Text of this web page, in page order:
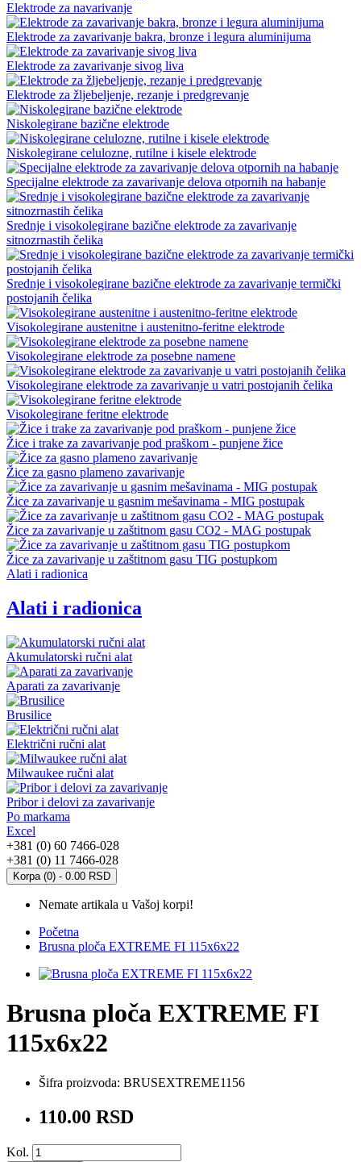
Elektrode za navarivanje
Elektrode za zavarivanje bakra, bronze i legura aluminijuma
Elektrode za zavarivanje sivog liva
Elektrode za žljebeljenje, rezanje i predgrevanje
Niskolegirane bazične elektrode
Niskolegirane celulozne, rutilne i kisele elektrode
Specijalne elektrode za zavarivanje delova otpornih na habanje
Srednje i visokolegirane bazične elektrode za zavarivanje
sitnozrnastih čelika
Srednje i visokolegirane bazične elektrode za zavarivanje termički
postojanih čelika
Visokolegirane austenitne i austenitno-feritne elektrode
Visokolegirane elektrode za posebne namene
Visokolegirane elektrode za zavarivanje u vatri postojanih čelika
Visokolegirane feritne elektrode
Žice i trake za zavarivanje pod praškom - punjene žice
Žice za gasno plameno zavarivanje
Žice za zavarivanje u gasnim mešavinama - MIG postupak
Žice za zavarivanje u zaštitnom gasu CO2 - MAG postupak
Žice za zavarivanje u zaštitnom gasu TIG postupkom
Alati i radionica
Alati i radionica
Akumulatorski ručni alat
Aparati za zavarivanje
Brusilice
Električni ručni alat
Milwaukee ručni alat
Pribor i delovi za zavarivanje
Po markama
Excel
+381 (0) 60 7466-028
+381 (0) 11 7466-028
Korpa (0) - 0.00 RSD
Nemate artikala u Vašoj korpi!
Početna
Brusna ploča EXTREME FI 115x6x22
Brusna ploča EXTREME FI
115x6x22
Šifra proizvoda: BRUSEXTREME1156
110.00 RSD
Kol.